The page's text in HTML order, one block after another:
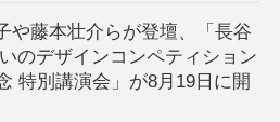
や藤本壮介らが登壇、「長谷
のデザインコンペティション
特別講演会」が8月19日に開